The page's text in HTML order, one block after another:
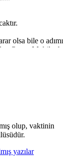
olup, vaktinin
yazılar